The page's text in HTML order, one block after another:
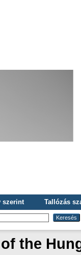
szerint Tallózás
the